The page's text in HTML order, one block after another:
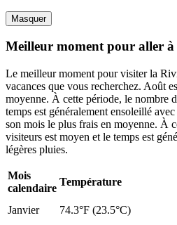
Masquer
Meilleur moment pour aller
Le meilleur moment pour visiter la
vacances que vous recherchez. Août
moyenne. À cette période, le nombre
temps est généralement ensoleillé
son mois le plus frais en moyenne. À
visiteurs est moyen et le temps est
légères pluies.
Mois
calendaire
Température
Janvier 74.3°F (23.5°C)